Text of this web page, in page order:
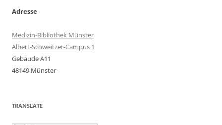
Adresse
Medizin-Bibliothek Münster
Albert-Schweitzer-Campus 1
Gebäude A11
48149 Münster
TRANSLATE